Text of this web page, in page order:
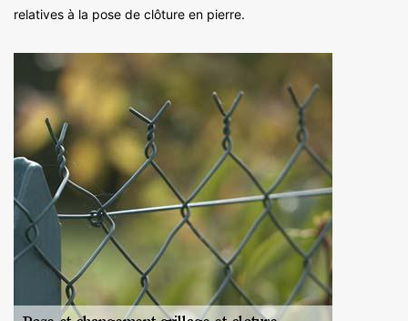
relatives à la pose de clôture en pierre.